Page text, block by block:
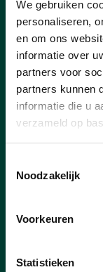
We gebruiken
personaliseren,
en om ons
informatie over
partners voor
partners kunnen
informatie die u
verzameld op
Noodzakelijk
Voorkeuren
Statistieken
maar
100%
Bo De
verkiezing
jongste lid
aan uit de
niet